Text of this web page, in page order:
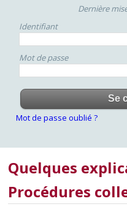
Dernière
Identifiant
Mot de passe
Mot de passe oublié ?
Quelques
Procédures